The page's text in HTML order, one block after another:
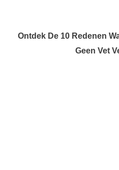
Ontdek De 10 Redenen
Geen Vet